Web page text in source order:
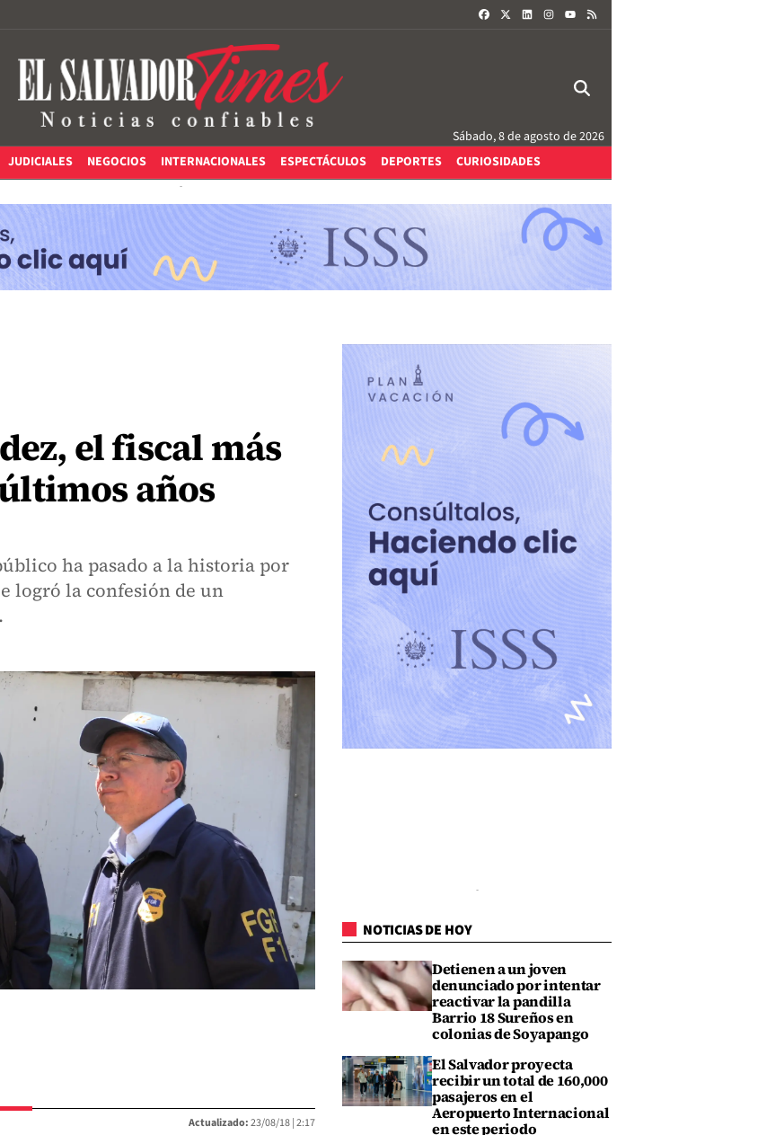
FACEBOOKLINKEDININSTAGRAM
Sábado, 8 de agosto de 2026
JUDICIALES NEGOCIOS INTERNACIONALES ESPECTÁCULOS DEPORTES CURIOSIDADES
el fiscal más
años
ha pasado a la historia por
logró la confesión de un
Actualizado:23/08/18 |2:17
NOTICIAS DE HOY
Detienen a un joven
denunciado por intentar
reactivar la pandilla
Barrio 18 Sureños en
colonias de Soyapango
El Salvador proyecta
recibir un total de 160,000
pasajeros en el
Aeropuerto Internacional
en este periodo